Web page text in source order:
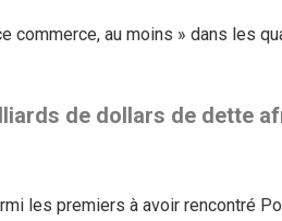
commerce, au moins » dans les
de dollars de dette
les premiers à avoir rencontré